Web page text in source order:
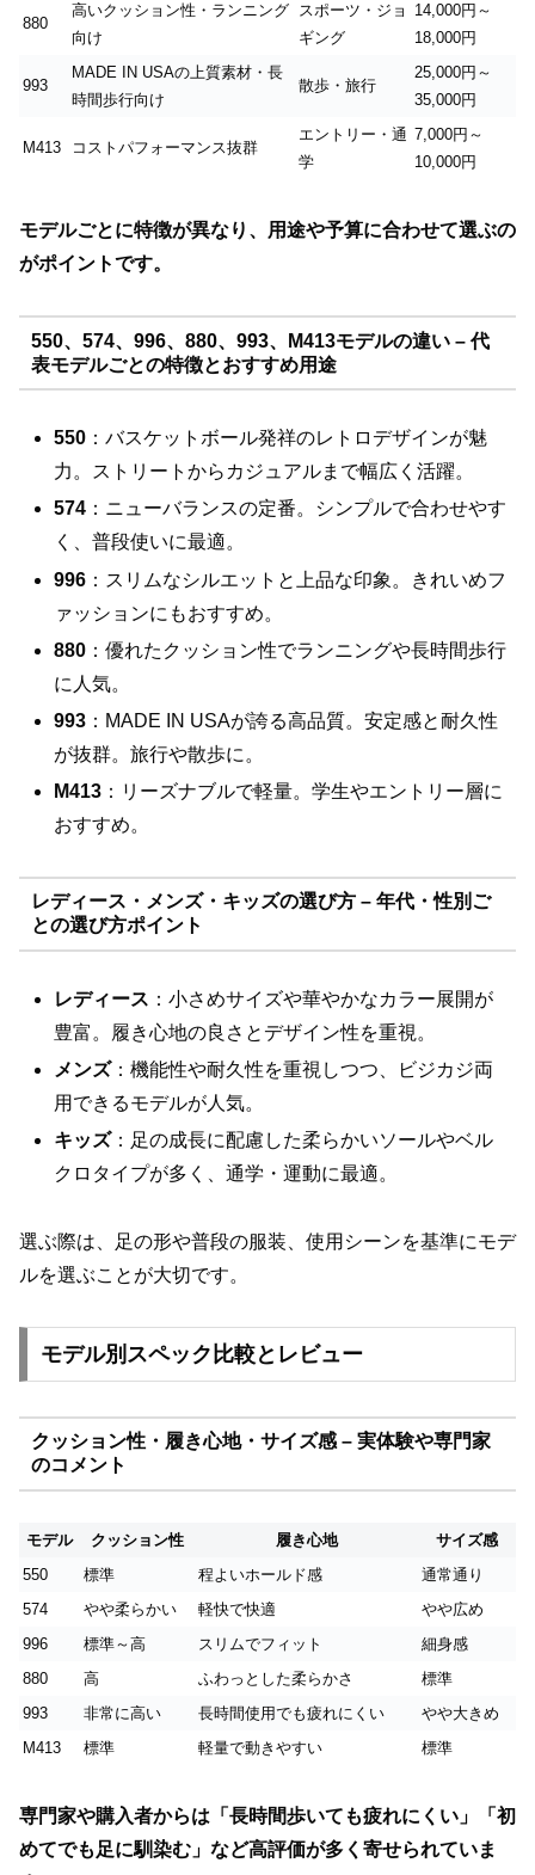
880
高いクッション性・ランニング
向け
スポーツ・ジョ
ギング
14,000円～
18,000円
993
MADE IN USAの上質素材・長
時間歩行向け
散歩・旅行
25,000円～
35,000円
M413 コストパフォーマンス抜群
エントリー・通
学
7,000円～
10,000円
モデルごとに特徴が異なり、用途や予算に合わせて選ぶの
がポイントです。
550、574、996、880、993、M413モデルの違い – 代
表モデルごとの特徴とおすすめ用途
550 ：バスケットボール発祥のレトロデザインが魅
力。ストリートからカジュアルまで幅広く活躍。
574 ：ニューバランスの定番。シンプルで合わせやす
く、普段使いに最適。
996 ：スリムなシルエットと上品な印象。きれいめフ
ァッションにもおすすめ。
880 ：優れたクッション性でランニングや長時間歩行
に人気。
993 ：MADE IN USAが誇る高品質。安定感と耐久性
が抜群。旅行や散歩に。
M413 ：リーズナブルで軽量。学生やエントリー層に
おすすめ。
レディース・メンズ・キッズの選び方 – 年代・性別ご
との選び方ポイント
レディース ：小さめサイズや華やかなカラー展開が
豊富。履き心地の良さとデザイン性を重視。
メンズ：機能性や耐久性を重視しつつ、ビジカジ両
用できるモデルが人気。
キッズ：足の成長に配慮した柔らかいソールやベル
クロタイプが多く、通学・運動に最適。
選ぶ際は、足の形や普段の服装、使用シーンを基準にモデ
ルを選ぶことが大切です。
モデル別スペック比較とレビュー
クッション性・履き心地・サイズ感 – 実体験や専門家
のコメント
モデル クッション性 履き心地
サイズ感
550
標準 程よいホールド感
通常通り
574
やや柔らかい 軽快で快適
やや広め
996
標準～高 スリムでフィット
細身感
880
高 ふわっとした柔らかさ
標準
993
非常に高い 長時間使用でも疲れにくい
やや大きめ
M413
標準 軽量で動きやすい 標準
専門家や購入者からは「長時間歩いても疲れにくい」「初
めてでも足に馴染む」など高評価が多く寄せられていま